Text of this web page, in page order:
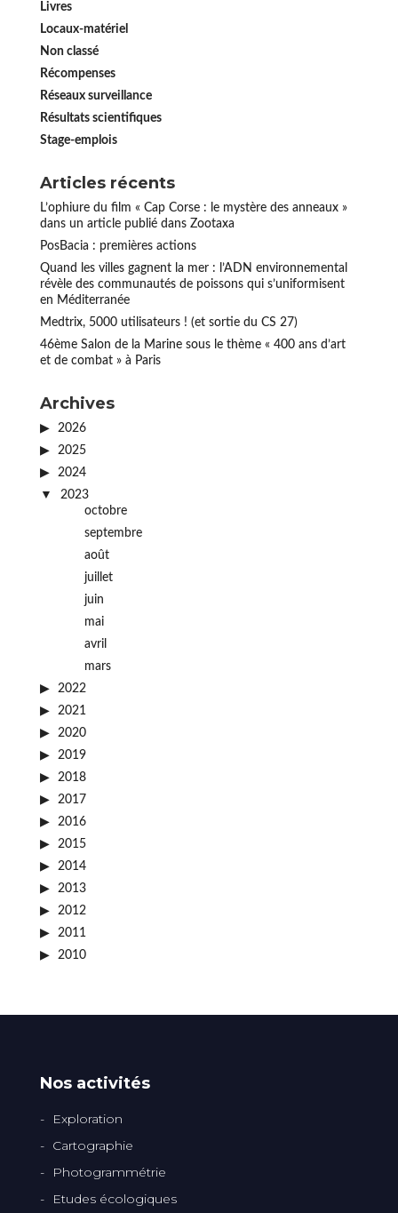
Livres
Locaux-matériel
Non classé
Récompenses
Réseaux surveillance
Résultats scientifiques
Stage-emplois
Articles récents
L’ophiure du film « Cap Corse : le mystère des anneaux »
dans un article publié dans Zootaxa
PosBacia : premières actions
Quand les villes gagnent la mer : l’ADN environnemental
révèle des communautés de poissons qui s’uniformisent
en Méditerranée
Medtrix, 5000 utilisateurs ! (et sortie du CS 27)
46ème Salon de la Marine sous le thème « 400 ans d’art
et de combat » à Paris
Archives
2026
2025
2024
2023
octobre
septembre
août
juillet
juin
mai
avril
mars
2022
2021
2020
2019
2018
2017
2016
2015
2014
2013
2012
2011
2010
Nos activités
Exploration
Cartographie
Photogrammétrie
Etudes écologiques